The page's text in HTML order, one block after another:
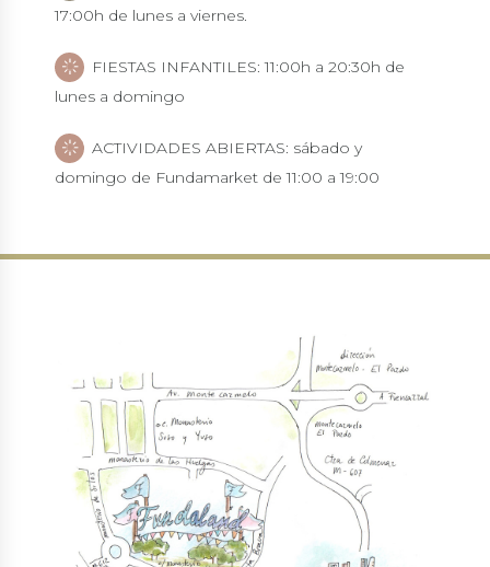
17:00h de lunes a viernes.
FIESTAS INFANTILES: 11:00h a 20:30h de
lunes a domingo
ACTIVIDADES ABIERTAS: sábado y
domingo de Fundamarket de 11:00 a 19:00